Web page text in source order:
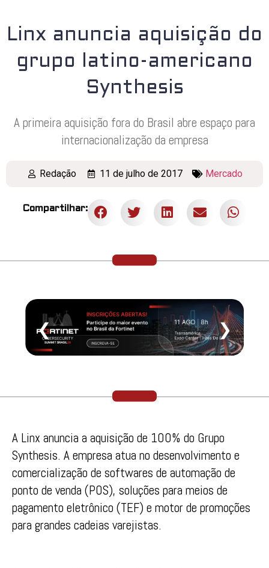
Linx anuncia aquisição do
grupo latino-americano
Synthesis
A primeira aquisição fora do Brasil abre espaço para
internacionalização da empresa
Redação 11 de julho de 2017 Mercado
Compartilhar:
❮ ❯
A Linx anuncia a aquisição de 100% do Grupo
Synthesis. A empresa atua no desenvolvimento e
comercialização de softwares de automação de
ponto de venda (POS), soluções para meios de
pagamento eletrônico (TEF) e motor de promoções
para grandes cadeias varejistas.